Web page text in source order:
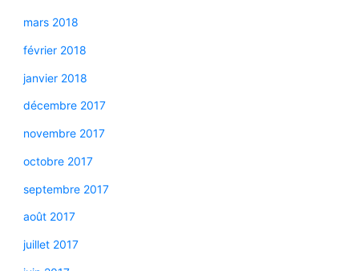
mars 2018
février 2018
janvier 2018
décembre 2017
novembre 2017
octobre 2017
septembre 2017
août 2017
juillet 2017